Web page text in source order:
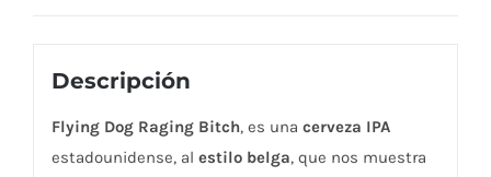
Descripción
Flying Dog Raging Bitch, es una cerveza IPA
estadounidense, al estilo belga, que nos muestra